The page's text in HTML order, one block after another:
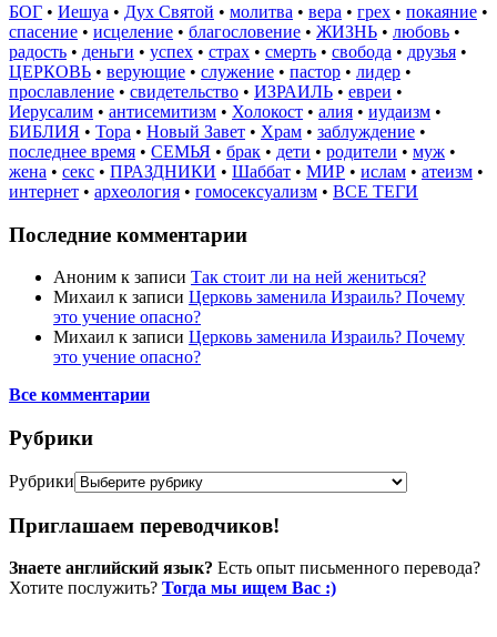
БОГ • Иешуа • Дух Святой • молитва • вера • грех • покаяние •
спасение • исцеление • благословение • ЖИЗНЬ • любовь •
радость • деньги • успех • страх • смерть • свобода • друзья •
ЦЕРКОВЬ • верующие • служение • пастор • лидер •
прославление • свидетельство • ИЗРАИЛЬ • евреи •
Иерусалим • антисемитизм • Холокост • алия • иудаизм •
БИБЛИЯ • Тора • Новый Завет • Храм • заблуждение •
последнее время • СЕМЬЯ • брак • дети • родители • муж •
жена • секс • ПРАЗДНИКИ • Шаббат • МИР • ислам • атеизм •
интернет • археология • гомосексуализм • ВСЕ ТЕГИ
Последние комментарии
Аноним к записи Так стоит ли на ней жениться?
Михаил к записи Церковь заменила Израиль? Почему
это учение опасно?
Михаил к записи Церковь заменила Израиль? Почему
это учение опасно?
Все комментарии
Рубрики
Рубрики
Приглашаем переводчиков!
Знаете английский язык? Есть опыт письменного перевода?
Хотите послужить? Тогда мы ищем Вас :)